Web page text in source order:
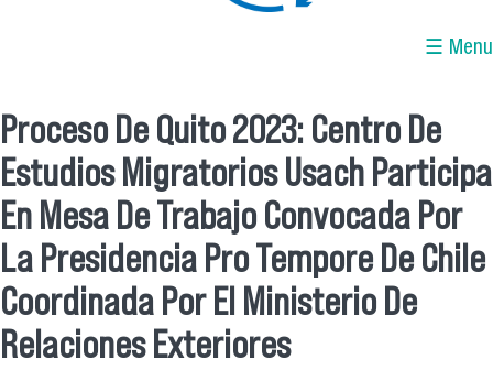
☰ Menu
Se encuentra usted aquí
Proceso De Quito 2023: Centro De
Estudios Migratorios Usach Participa
En Mesa De Trabajo Convocada Por
La Presidencia Pro Tempore De Chile
Coordinada Por El Ministerio De
Relaciones Exteriores